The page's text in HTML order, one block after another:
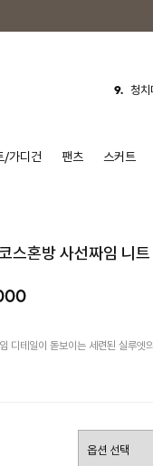
9. 청치
1.
5. 반바
8. 셔츠
/가디건 팬츠 스커트
스혼방 사선짜임 니트
디테일이 돋보이는 세련된 실루엣